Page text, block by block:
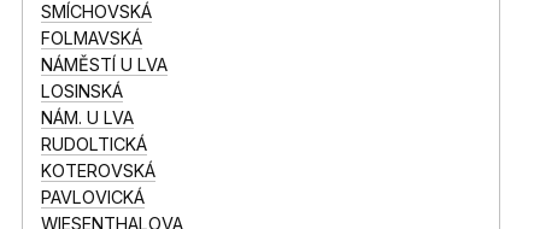
SMÍCHOVSKÁ
FOLMAVSKÁ
NÁMĚSTÍ U LVA
LOSINSKÁ
NÁM. U LVA
RUDOLTICKÁ
KOTEROVSKÁ
PAVLOVICKÁ
WIESENTHALOVA